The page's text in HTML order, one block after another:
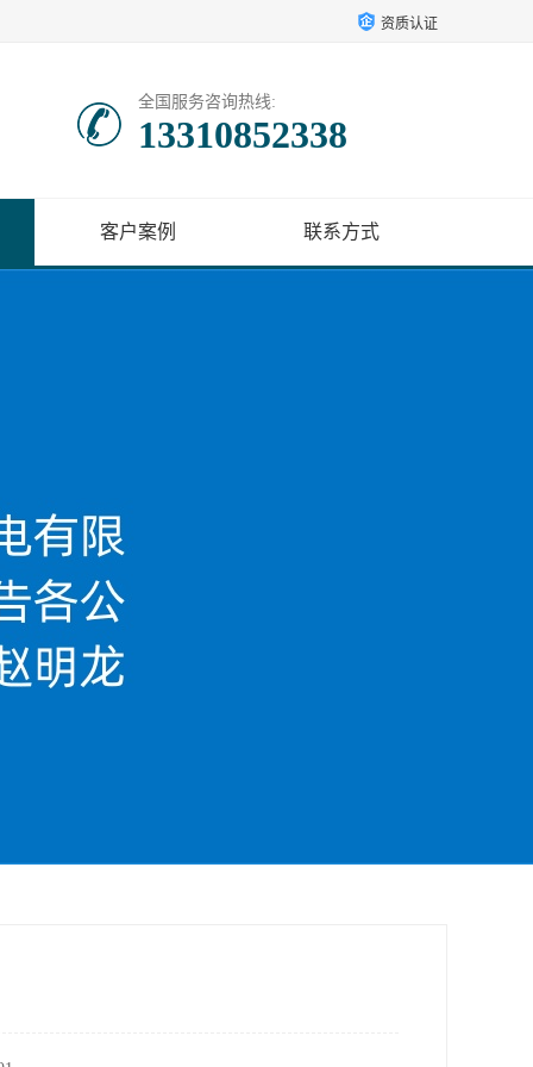
资质认证
全国服务咨询热线:
13310852338
客户案例 联系方式